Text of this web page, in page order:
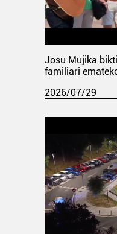
Josu Mujika
familiari
2026/07/29